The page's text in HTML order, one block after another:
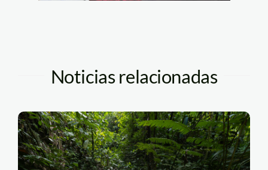
Noticias relacionadas